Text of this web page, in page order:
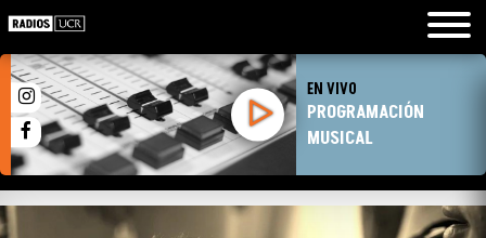
EN VIVO
PROGRAMACIÓN
MUSICAL